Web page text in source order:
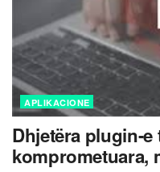
APLIKACIONE
Dhjetëra plugin-e
komprometuara,